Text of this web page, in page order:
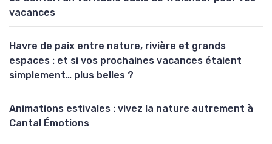
vacances
Havre de paix entre nature, rivière et grands
espaces : et si vos prochaines vacances étaient
simplement… plus belles ?
Animations estivales : vivez la nature autrement à
Cantal Émotions